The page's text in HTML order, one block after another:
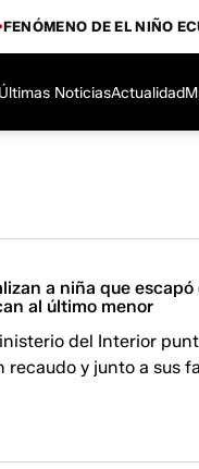
FENÓMENO DE EL NIÑO
Últimas NoticiasActualidad
a niña que
al último menor
del Interior
recaudo y junto a sus